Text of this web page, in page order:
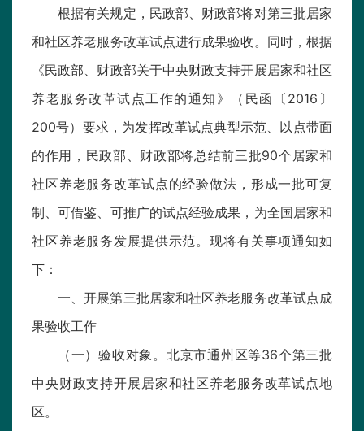
根据有关规定，民政部、财政部将对第三批居家
和社区养老服务改革试点进行成果验收。同时，根据
《民政部、财政部关于中央财政支持开展居家和社区
养老服务改革试点工作的通知》（民函〔2016〕
200号）要求，为发挥改革试点典型示范、以点带面
的作用，民政部、财政部将总结前三批90个居家和
社区养老服务改革试点的经验做法，形成一批可复
制、可借鉴、可推广的试点经验成果，为全国居家和
社区养老服务发展提供示范。现将有关事项通知如
下：
一、开展第三批居家和社区养老服务改革试点成
果验收工作
（一）验收对象。北京市通州区等36个第三批
中央财政支持开展居家和社区养老服务改革试点地
区。